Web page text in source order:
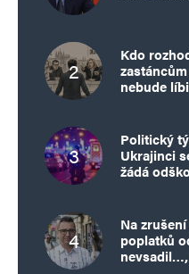
Kdo
nebude
Politický
Ukrajinci
žádá
Na
poplatků